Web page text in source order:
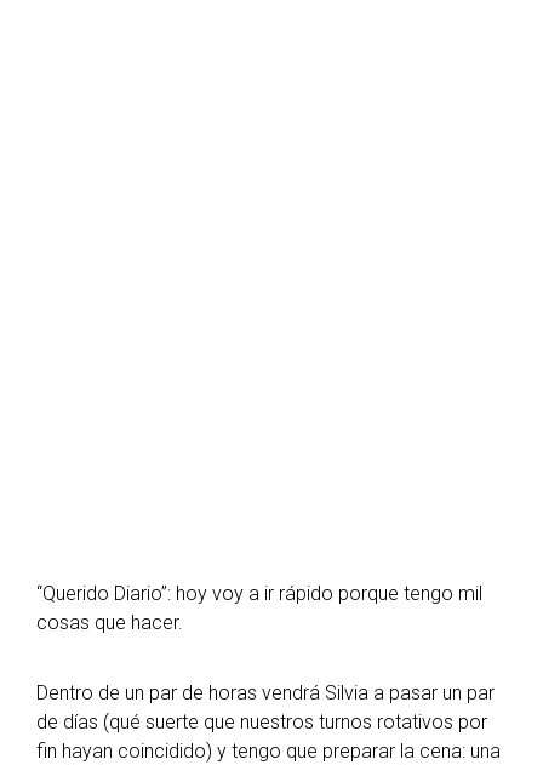
“Querido Diario”: hoy voy a ir rápido porque tengo mil
cosas que hacer.
Dentro de un par de horas vendrá Silvia a pasar un par
de días (qué suerte que nuestros turnos rotativos por
fin hayan coincidido) y tengo que preparar la cena: una